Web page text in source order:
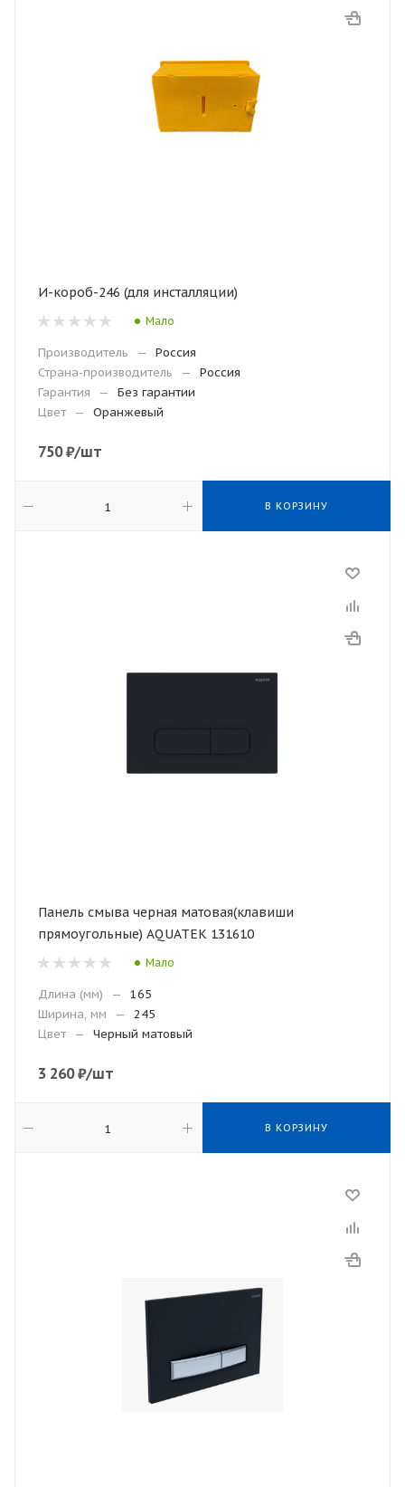
И-короб-246 (для инсталляции)
Мало
Производитель —
Россия
Страна-производитель
—
Россия
Гарантия
—
Без гарантии
Цвет
— Оранжевый
750₽/шт
В КОРЗИНУ
Панель смыва черная матовая(клавиши
прямоугольные) AQUATEK 131610
Мало
Длина (мм) —
165
Ширина, мм
—
245
Цвет
— Черный матовый
3 260₽/шт
В КОРЗИНУ